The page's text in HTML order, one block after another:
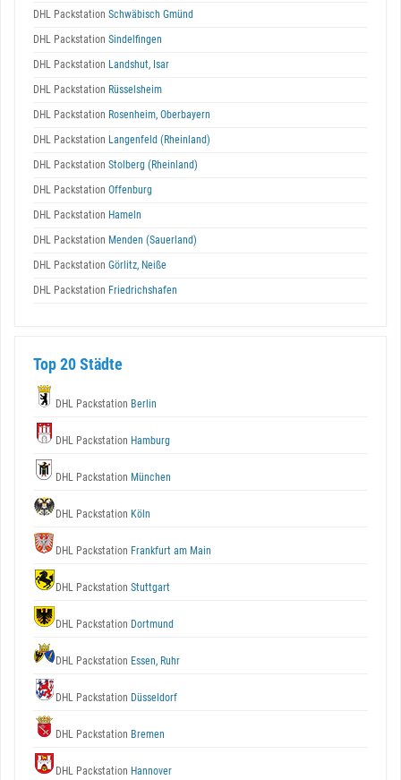
DHL Packstation Schwäbisch Gmünd
DHL Packstation Sindelfingen
DHL Packstation Landshut, Isar
DHL Packstation Rüsselsheim
DHL Packstation Rosenheim, Oberbayern
DHL Packstation Langenfeld (Rheinland)
DHL Packstation Stolberg (Rheinland)
DHL Packstation Offenburg
DHL Packstation Hameln
DHL Packstation Menden (Sauerland)
DHL Packstation Görlitz, Neiße
DHL Packstation Friedrichshafen
Top 20 Städte
DHL Packstation Berlin
DHL Packstation Hamburg
DHL Packstation München
DHL Packstation Köln
DHL Packstation Frankfurt am Main
DHL Packstation Stuttgart
DHL Packstation Dortmund
DHL Packstation Essen, Ruhr
DHL Packstation Düsseldorf
DHL Packstation Bremen
DHL Packstation Hannover